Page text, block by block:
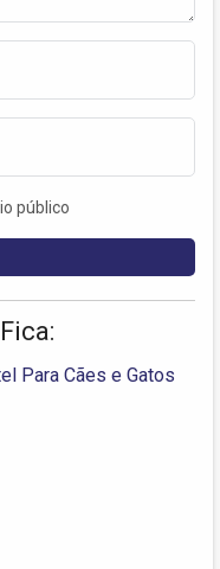
público
Para Cães e Gatos